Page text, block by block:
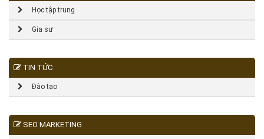
Học tập trung
Gia sư
TIN TỨC
Đào tạo
SEO MARKETING